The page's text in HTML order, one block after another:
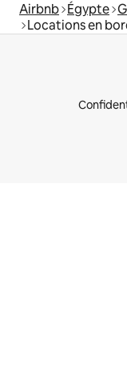
Airbnb Égypte
Locations en